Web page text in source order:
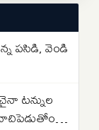
పసిడి, వెండి
టన్నుల